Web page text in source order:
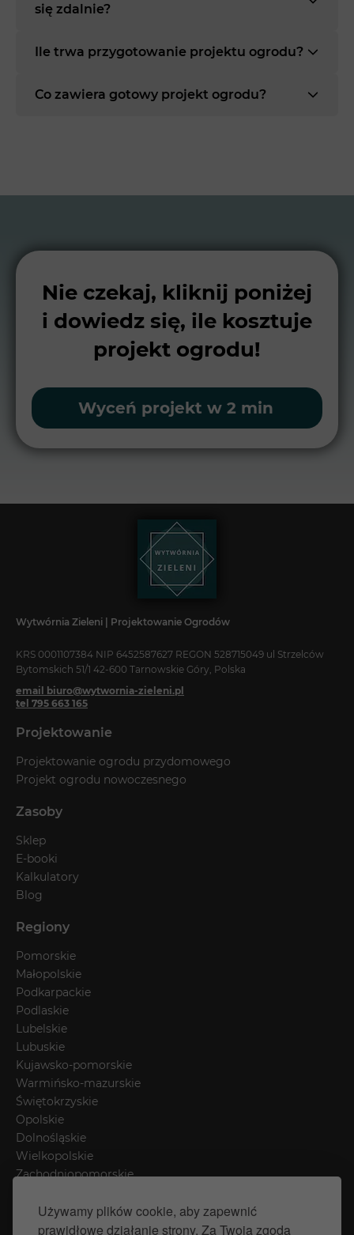
Używamy plików cookie, aby zapewnić
prawidłowe działanie strony. Za Twoją zgodą
się zdalnie?
Ile trwa przygotowanie projektu ogrodu?
Co zawiera gotowy projekt ogrodu?
Nie czekaj, kliknij poniżej
i dowiedz się, ile kosztuje
projekt ogrodu!
Wyceń projekt w 2 min
Wytwórnia Zieleni | Projektowanie Ogrodów
KRS 0001107384 NIP 6452587627 REGON 528715049 ul Strzelców
Bytomskich 51/1 42-600 Tarnowskie Góry, Polska
email biuro@wytwornia-zieleni.pl
tel 795 663 165
Projektowanie
Projektowanie ogrodu przydomowego
Projekt ogrodu nowoczesnego
Zasoby
Sklep
E-booki
Kalkulatory
Blog
Regiony
Pomorskie
Małopolskie
Podkarpackie
Podlaskie
Lubelskie
Lubuskie
Kujawsko-pomorskie
Warmińsko-mazurskie
Świętokrzyskie
Opolskie
Dolnośląskie
Wielkopolskie
Zachodniopomorskie
Mazowieckie
Śląskie